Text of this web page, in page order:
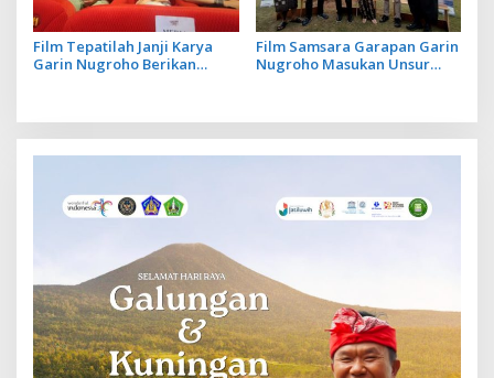
Film Tepatilah Janji Karya
Garin Nugroho Berikan
Film Samsara Garapan Garin
Nugroho Masukan Unsur